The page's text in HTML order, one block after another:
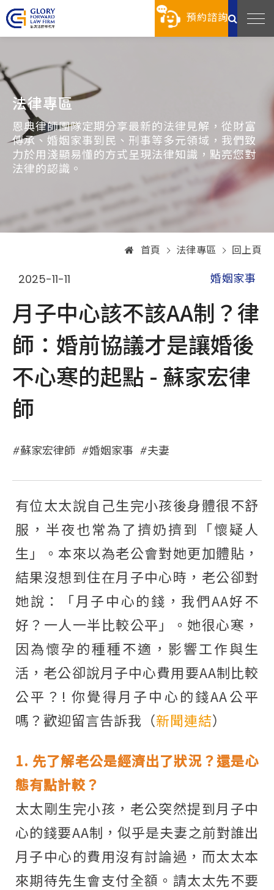
預約諮詢
法律專區
恩典律師團隊定期分享最新的法律見解，從財富
傳承、婚姻家事到民、刑事等多元領域，我們致
力於用淺顯易懂的方式呈現法律知識，點亮您對
法律的認識。
首頁 法律專區 回上頁
2025-11-11 婚姻家事
月子中心該不該AA制？律
師：婚前協議才是讓婚後
不心寒的起點 - 蘇家宏律
師
蘇家宏律師 婚姻家事 夫妻
有位太太說自己生完小孩後身體很不舒
服，半夜也常為了擠奶擠到「懷疑人
生」。本來以為老公會對她更加體貼，
結果沒想到住在月子中心時，老公卻對
她說：「月子中心的錢，我們AA好不
好？一人一半比較公平」。她很心寒，
因為懷孕的種種不適，影響工作與生
活，老公卻說月子中心費用要AA制比較
公平？! 你覺得月子中心的錢AA公平
嗎？歡迎留言告訴我（新聞連結）
1. 先了解老公是經濟出了狀況？還是心
態有點計較？
太太剛生完小孩，老公突然提到月子中
心的錢要AA制，似乎是夫妻之前對誰出
月子中心的費用沒有討論過，而太太本
來期待先生會支付全額。請太太先不要